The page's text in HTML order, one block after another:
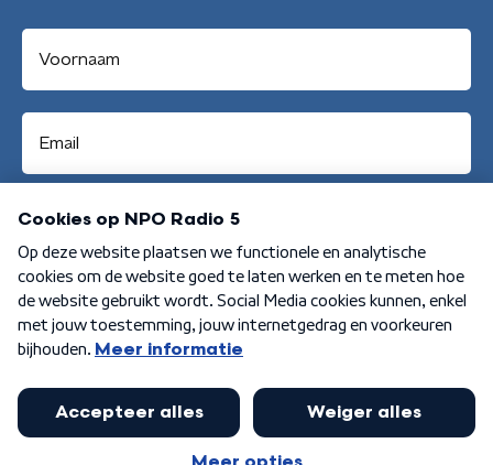
Aanmelden
Algemene voorwaarden Privacybeleid